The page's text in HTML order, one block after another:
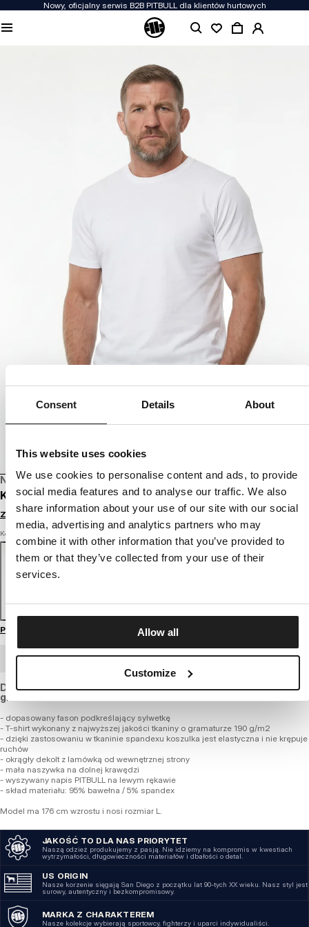
Consent Details About
This website uses cookies
We use cookies to personalise content and ads, to provide
social media features and to analyse our traffic. We also
share information about your use of our site with our social
media, advertising and analytics partners who may
combine it with other information that you’ve provided to
them or that they’ve collected from your use of their
services.
Allow all
Customize
Nowy, oficjalny serwis B2B PITBULL dla klientów hurtowych
NOWOŚĆ
KOSZULKA SLIM FIT MINIMAL
Zaloguj się by zobaczyć ceny
Kolor: white
Przewodnik po rozmiarach
ZAMÓWIENIE HURTOWE
Dopasowana koszulka z elastycznej bawełny o regularnej
grubości.
- dopasowany fason podkreślający sylwetkę
- T-shirt wykonany z najwyższej jakości tkaniny o gramaturze 190 g/m2
- dzięki zastosowaniu w tkaninie spandexu koszulka jest elastyczna i nie krępuje
ruchów
- okrągły dekolt z lamówką od wewnętrznej strony
- mała naszywka na dolnej krawędzi
- wyszywany napis PITBULL na lewym rękawie
- skład materiału: 95% bawełna / 5% spandex
Model ma 176 cm wzrostu i nosi rozmiar L.
JAKOŚĆ TO DLA NAS PRIORYTET
Naszą odzież produkujemy z pasją. Nie idziemy na kompromis w kwestiach
wytrzymałości, długowieczności materiałów i dbałości o detal.
US ORIGIN
Nasze korzenie sięgają San Diego z początku lat 90-tych XX wieku. Nasz styl jest
surowy, autentyczny i bezkompromisowy.
MARKA Z CHARAKTEREM
Nasze kolekcje wybierają sportowcy, fighterzy i uparci indywidualiści.